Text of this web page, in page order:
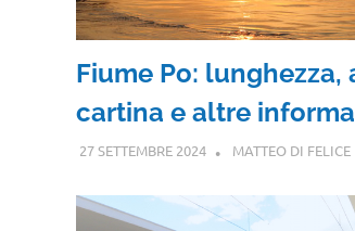
Fiume Po: lunghezza,
cartina e altre
27 SETTEMBRE 2024 MATTEO DI FELICE